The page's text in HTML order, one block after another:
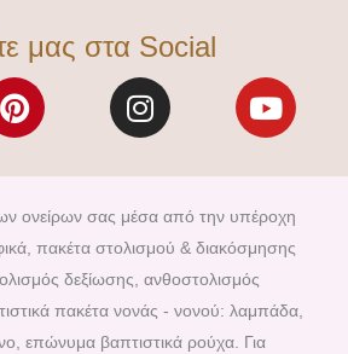
μας στα Social
P
i
t
e
r
e
s
t
I
n
t
a
g
r
a
m
Y
o
t
u
b
ονείρων σας μέσα από την υπέροχη
πακέτα στολισμού & διακόσμησης
δεξίωσης, ανθοστολισμός
πακέτα νονάς - νονού: λαμπάδα,
επώνυμα βαπτιστικά ρούχα. Για